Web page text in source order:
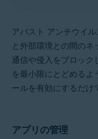
Microsoft Windows 8 /
Microsoft Windows 7
Enterprise / Ultimate -
32 / 64 ビット
アバスト アンチウイ
と外部環境との間の
通信や侵入をブロック
を最小限にとどめるよ
ールを有効にするだけ
アプリの管理